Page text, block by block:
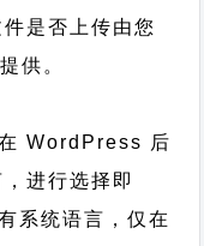
是否上传由您
供。
WordPress 后
进行选择即
系统语言，仅在